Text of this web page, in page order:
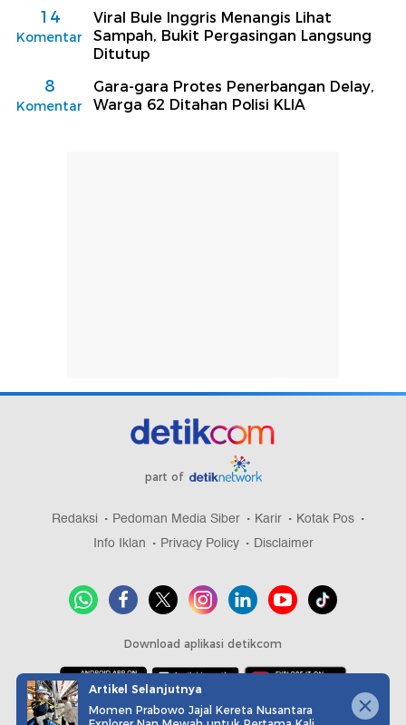
14
Komentar
Viral Bule Inggris Menangis Lihat
Sampah, Bukit Pergasingan Langsung
Ditutup
8
Komentar
Gara-gara Protes Penerbangan Delay,
Warga 62 Ditahan Polisi KLIA
part of
Redaksi Pedoman Media Siber Karir
Kotak Pos
Info Iklan
Privacy Policy Disclaimer
Download aplikasi detikcom
Copyright @ 2026 detikcom, All right reserved
Artikel Selanjutnya
Momen Prabowo Jajal Kereta Nusantara